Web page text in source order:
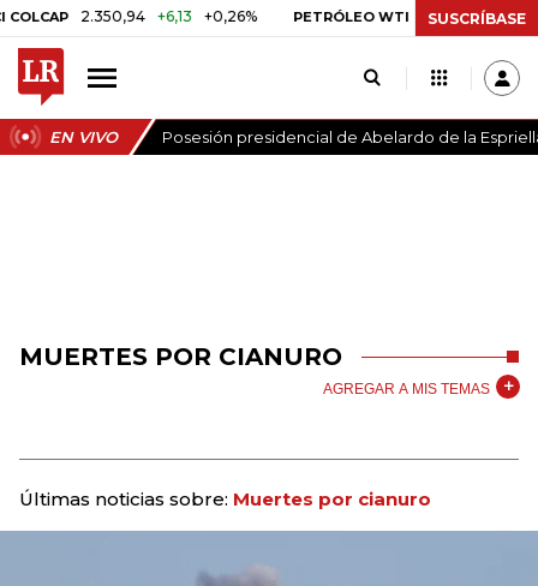
2.350,94 +6,13 +0,26% PETRÓLEO WTI US$ 78,01 US$ 2,92
SUSCRÍBASE
EN VIVO Posesión presidencial de Abelardo de la
MUERTES POR CIANURO
AGREGAR A MIS TEMAS
Últimas noticias sobre: Muertes por cianuro